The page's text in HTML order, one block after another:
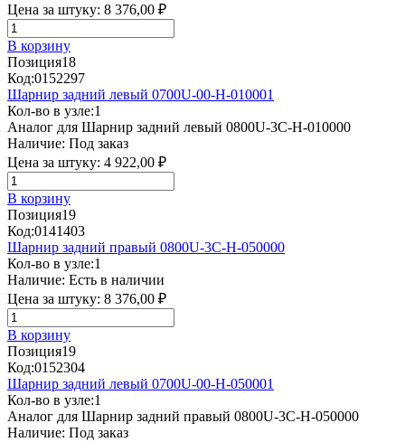
Цена за штуку: 8 376,00 ₽
В корзину
Позиция18
Код:0152297
Шарнир задний левый 0700U-00-H-010001
Кол-во в узле:1
Аналог для Шарнир задний левый 0800U-3C-H-010000
Наличие: Под заказ
Цена за штуку: 4 922,00 ₽
В корзину
Позиция19
Код:0141403
Шарнир задний правый 0800U-3C-H-050000
Кол-во в узле:1
Наличие: Есть в наличии
Цена за штуку: 8 376,00 ₽
В корзину
Позиция19
Код:0152304
Шарнир задний левый 0700U-00-H-050001
Кол-во в узле:1
Аналог для Шарнир задний правый 0800U-3C-H-050000
Наличие: Под заказ